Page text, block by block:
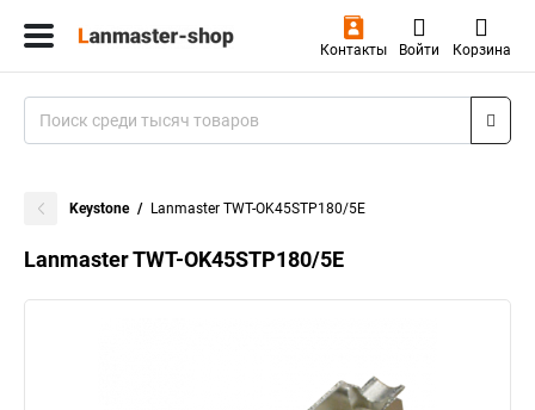
Контакты Войти Корзина
Keystone Lanmaster TWT-OK45STP180/5E
Lanmaster TWT-OK45STP180/5E